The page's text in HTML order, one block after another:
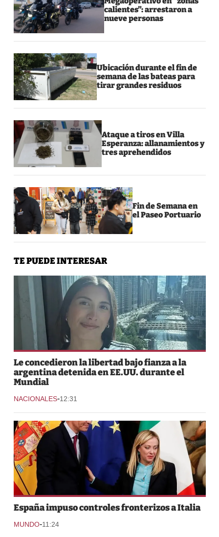
calientes”: arrestaron a
nueve personas
Ubicación durante el fin de
semana de las bateas para
tirar grandes residuos
Ataque a tiros en Villa
Esperanza: allanamientos y
tres aprehendidos
Fin de Semana en
el Paseo Portuario
TE PUEDE INTERESAR
Le concedieron la libertad bajo fianza a la
argentina detenida en EE.UU. durante el
Mundial
NACIONALES-12:31
España impuso controles fronterizos a Italia
MUNDO-11:24